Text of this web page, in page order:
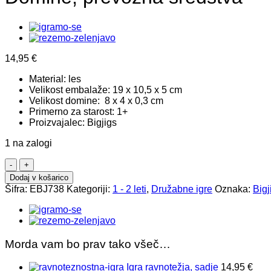
14,95 €
Material: les
Velikost embalaže: 19 x 10,5 x 5 cm
Velikost domine: 8 x 4 x 0,3 cm
Primerno za starost: 1+
Proizvajalec: Bigjigs
1 na zalogi
Domine,
prevozna
sredstva
količina
Dodaj v košarico
Šifra: EBJ738 Kategoriji: 1 - 2 leti, Družabne igre Oznaka:
Morda vam bo prav tako všeč…
Igra ravnotežja, sadje 14,95 €